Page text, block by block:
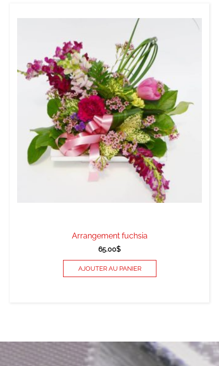
Arrangement fuchsia
65.00$
AJOUTER AU PANIER